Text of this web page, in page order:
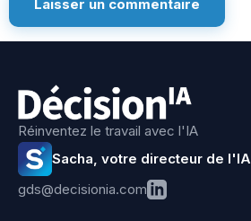
Réinventez le travail avec l'IA
Sacha, votre directeur de l'IA
gds@decisionia.com